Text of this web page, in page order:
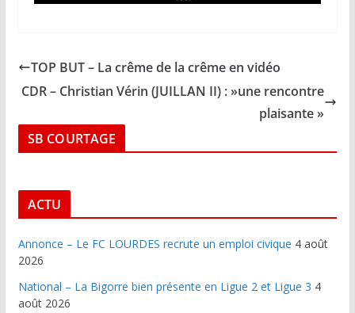
TOP BUT – La crême de la crême en vidéo
CDR – Christian Vérin (JUILLAN II) : »une rencontre
plaisante »
SB COURTAGE
ACTU
Annonce – Le FC LOURDES recrute un emploi civique 4 août
2026
National – La Bigorre bien présente en Ligue 2 et Ligue 3 4
août 2026